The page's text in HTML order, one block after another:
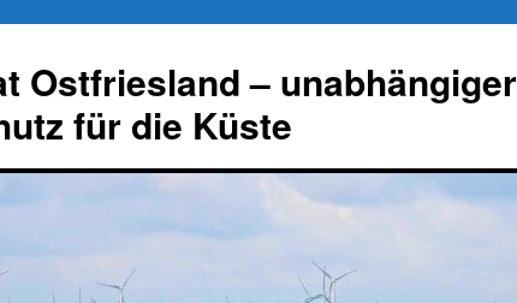
Ostfriesland – unabhängiger
für die Küste